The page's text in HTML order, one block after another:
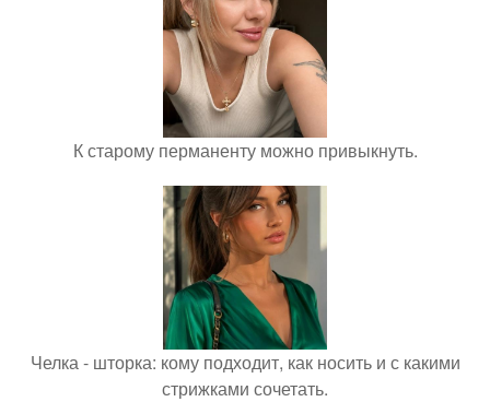
К старому перманенту можно привыкнуть.
Челка - шторка: кому подходит, как носить и с какими
стрижками сочетать.